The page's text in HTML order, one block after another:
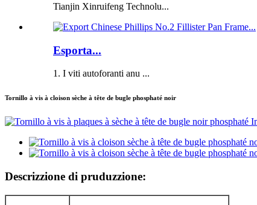
Tianjin Xinruifeng Technolu...
Esporta...
1. I viti autoforanti anu ...
Tornillo à vis à cloison sèche à tête de bugle phosphaté noir
Descrizzione di pruduzzione: